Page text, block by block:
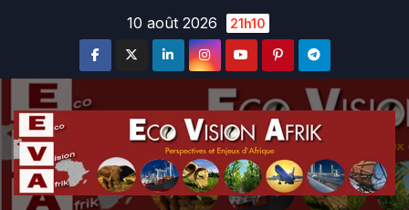
10 août 2026 21h10